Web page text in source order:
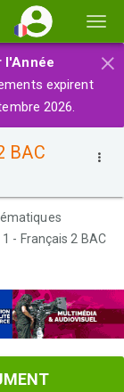
la×
l'Année
expirent
2026.
BAC
- Français 2 BAC